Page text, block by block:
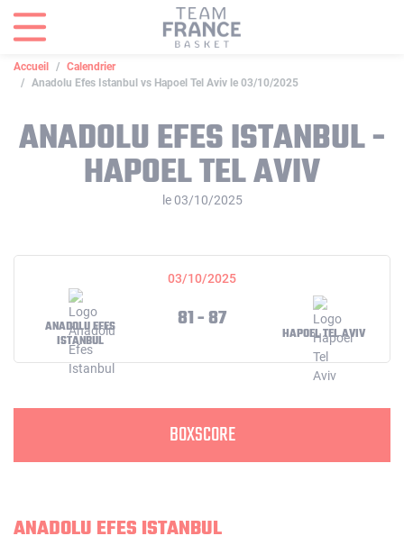
Accueil
Calendrier
Anadolu Efes Istanbul vs Hapoel Tel Aviv le 03/10/2025
ANADOLU EFES ISTANBUL -
HAPOEL TEL AVIV
le 03/10/2025
03/10/2025
ANADOLU EFES
ISTANBUL
81 - 87
HAPOEL TEL AVIV
BOXSCORE
ANADOLU EFES ISTANBUL
Panneau de gestion des cookies